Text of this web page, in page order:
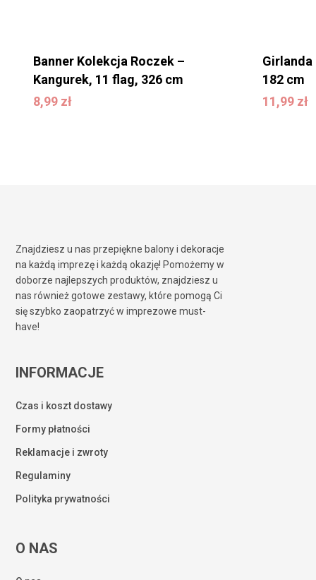
Banner Kolekcja Roczek –
Kangurek, 11 flag, 326 cm
8,99 zł
8,99zł
Girlanda
182 cm
11,99 zł
11,99zł
Znajdziesz u nas przepiękne balony i dekoracje
na każdą imprezę i każdą okazję! Pomożemy w
doborze najlepszych produktów, znajdziesz u
nas również gotowe zestawy, które pomogą Ci
się szybko zaopatrzyć w imprezowe must-
have!
INFORMACJE
Czas i koszt dostawy
Formy płatności
Reklamacje i zwroty
Regulaminy
Polityka prywatności
O NAS